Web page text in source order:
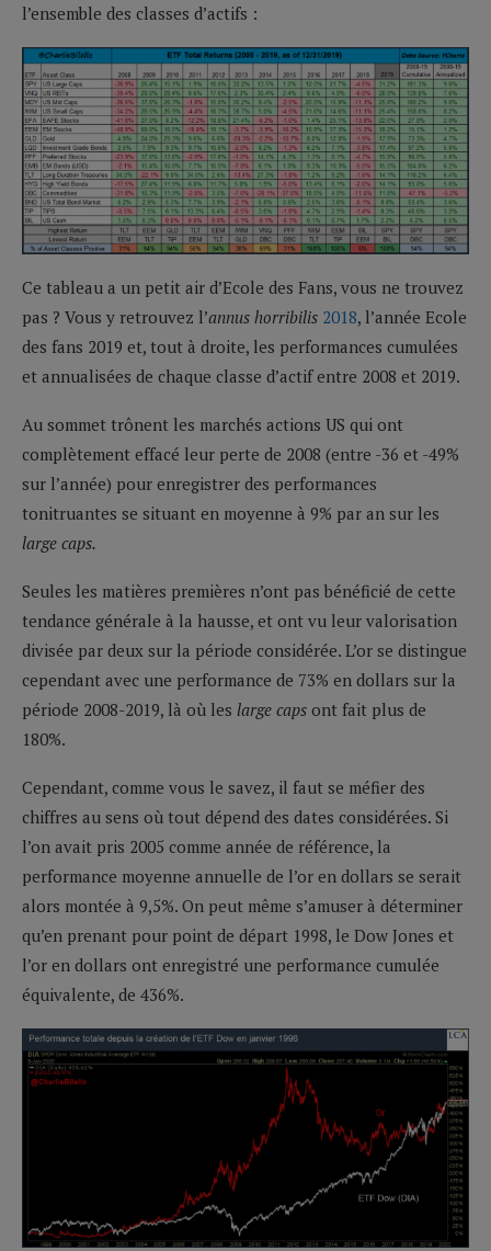
l’ensemble des classes d’actifs :
Ce tableau a un petit air d’Ecole des Fans, vous ne trouvez
pas ? Vous y retrouvez l’annus horribilis 2018, l’année Ecole
des fans 2019 et, tout à droite, les performances cumulées
et annualisées de chaque classe d’actif entre 2008 et 2019.
Au sommet trônent les marchés actions US qui ont
complètement effacé leur perte de 2008 (entre -36 et -49%
sur l’année) pour enregistrer des performances
tonitruantes se situant en moyenne à 9% par an sur les
large caps.
Seules les matières premières n’ont pas bénéficié de cette
tendance générale à la hausse, et ont vu leur valorisation
divisée par deux sur la période considérée. L’or se distingue
cependant avec une performance de 73% en dollars sur la
période 2008-2019, là où les large caps ont fait plus de
180%.
Cependant, comme vous le savez, il faut se méfier des
chiffres au sens où tout dépend des dates considérées. Si
l’on avait pris 2005 comme année de référence, la
performance moyenne annuelle de l’or en dollars se serait
alors montée à 9,5%. On peut même s’amuser à déterminer
qu’en prenant pour point de départ 1998, le Dow Jones et
l’or en dollars ont enregistré une performance cumulée
équivalente, de 436%.